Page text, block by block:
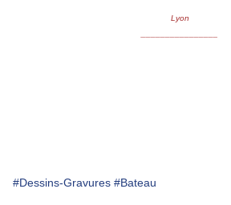
Lyon
#Dessins-Gravures #Bateau